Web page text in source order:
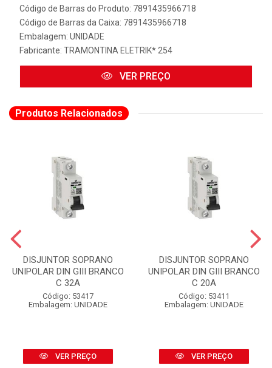
Código de Barras do Produto: 7891435966718
Código de Barras da Caixa: 7891435966718
Embalagem: UNIDADE
Fabricante: TRAMONTINA ELETRIK* 254
VER PREÇO
Produtos Relacionados
DISJUNTOR SOPRANO
UNIPOLAR DIN GIII BRANCO
C 32A
Código: 53417
Embalagem: UNIDADE
VER PREÇO
DISJUNTOR SOPRANO
UNIPOLAR DIN GIII BRANCO
C 20A
Código: 53411
Embalagem: UNIDADE
VER PREÇO